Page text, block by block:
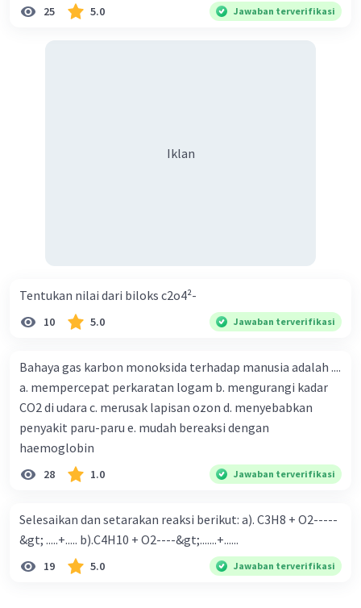
25 5.0 Jawaban terverifikasi
Iklan
Tentukan nilai dari biloks c2o4²-
10 5.0 Jawaban terverifikasi
Bahaya gas karbon monoksida terhadap manusia adalah ....
a. mempercepat perkaratan logam b. mengurangi kadar
CO2 di udara c. merusak lapisan ozon d. menyebabkan
penyakit paru-paru e. mudah bereaksi dengan
haemoglobin
28 1.0 Jawaban terverifikasi
Selesaikan dan setarakan reaksi berikut: a). C3H8 + O2-----
&gt; .....+..... b).C4H10 + O2----&gt;.......+......
19 5.0 Jawaban terverifikasi